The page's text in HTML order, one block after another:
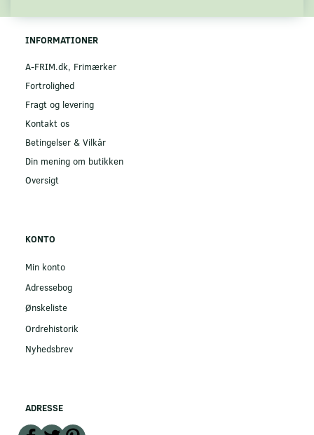
INFORMATIONER
A-FRIM.dk, Frimærker
Fortrolighed
Fragt og levering
Kontakt os
Betingelser & Vilkår
Din mening om butikken
Oversigt
KONTO
Min konto
Adressebog
Ønskeliste
Ordrehistorik
Nyhedsbrev
ADRESSE